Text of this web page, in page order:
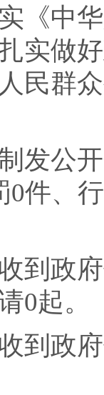
《中
实做
民群
公开
0件、
政府
0起。
政府